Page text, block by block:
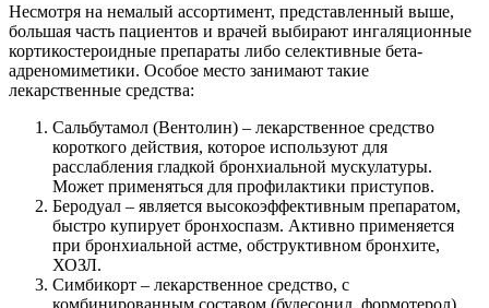
Несмотря на немалый ассортимент, представленный выше,
большая часть пациентов и врачей выбирают ингаляционные
кортикостероидные препараты либо селективные бета-
адреномиметики. Особое место занимают такие
лекарственные средства:
Сальбутамол (Вентолин) – лекарственное средство
короткого действия, которое используют для
расслабления гладкой бронхиальной мускулатуры.
Может применяться для профилактики приступов.
Беродуал – является высокоэффективным препаратом,
быстро купирует бронхоспазм. Активно применяется
при бронхиальной астме, обструктивном бронхите,
ХОЗЛ.
Симбикорт – лекарственное средство, с
комбинированным составом (будесонид, формотерол).